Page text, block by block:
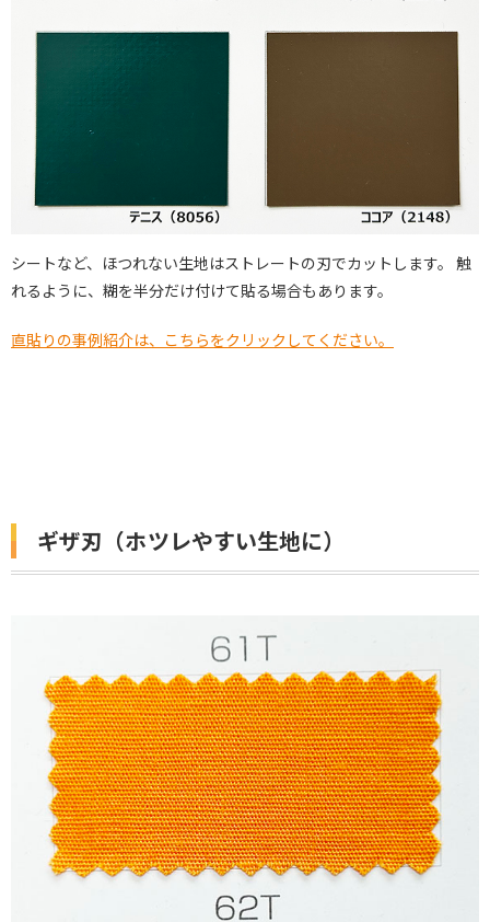
シートなど、ほつれない生地はストレートの刃でカットします。 触
れるように、糊を半分だけ付けて貼る場合もあります。
直貼りの事例紹介は、こちらをクリックしてください。
ギザ刃（ホツレやすい生地に）